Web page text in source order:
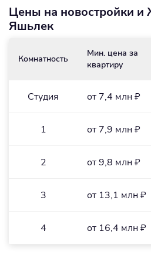
Цены на новостройки и
Яшьлек
Комнатность
Мин. цена за
квартиру
Студия от 7,4 млн ₽
1 от 7,9 млн ₽
2 от 9,8 млн ₽
3 от 13,1 млн ₽
4 от 16,4 млн ₽